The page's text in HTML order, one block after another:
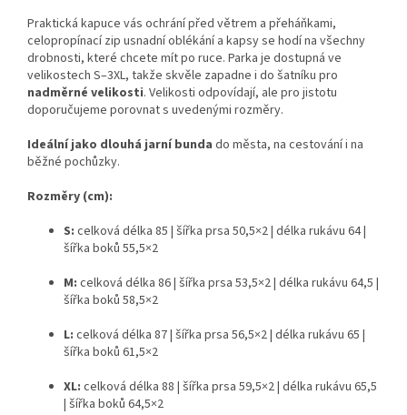
Praktická kapuce vás ochrání před větrem a přeháňkami,
celopropínací zip usnadní oblékání a kapsy se hodí na všechny
drobnosti, které chcete mít po ruce. Parka je dostupná ve
velikostech S–3XL, takže skvěle zapadne i do šatníku pro
nadměrné velikosti. Velikosti odpovídají, ale pro jistotu
doporučujeme porovnat s uvedenými rozměry.
Ideální jako dlouhá jarní bunda do města, na cestování i na
běžné pochůzky.
Rozměry (cm):
S: celková délka 85 | šířka prsa 50,5×2 | délka rukávu 64 |
šířka boků 55,5×2
M: celková délka 86 | šířka prsa 53,5×2 | délka rukávu 64,5 |
šířka boků 58,5×2
L: celková délka 87 | šířka prsa 56,5×2 | délka rukávu 65 |
šířka boků 61,5×2
XL: celková délka 88 | šířka prsa 59,5×2 | délka rukávu 65,5
| šířka boků 64,5×2